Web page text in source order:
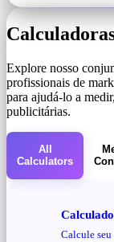
Explore nosso
profissionais de
para ajudá-lo a
publicitárias.
All
Calculators
Calcule